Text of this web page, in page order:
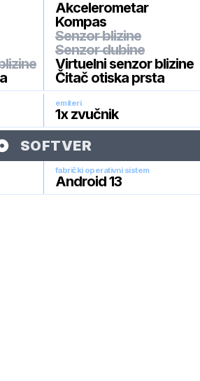
Akcelerometar
Kompas
Senzor blizine
Senzor dubine
Virtuelni senzor blizine
Čitač otiska prsta
emiteri
1x zvučnik
SOFTVER
fabrički operativni sistem
Android 13